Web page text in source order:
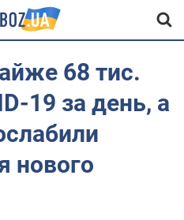
68 тис.
19 за день, а
нового